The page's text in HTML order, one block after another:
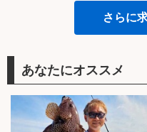
さらに
あなたにオススメ